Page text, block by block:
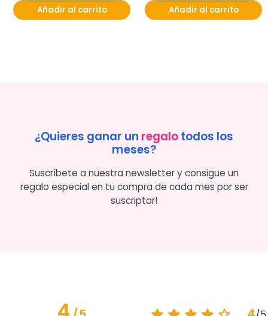
Añadir al carrito Añadir al carrito
¿Quieres ganar un regalotodos los
meses?
Suscríbete a nuestra newsletter y consigue un
regalo especial en tu compra de cada mes por ser
suscriptor!